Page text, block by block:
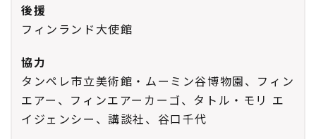
後援
フィンランド大使館
協力
タンペレ市立美術館・ムーミン谷博物園、フィン
エアー、フィンエアーカーゴ、タトル・モリ エ
イジェンシー、講談社、谷口千代